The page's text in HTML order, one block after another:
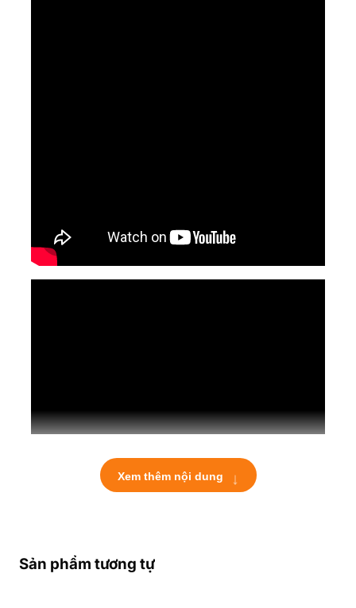
Xem thêm nội dung ↓
Sản phẩm tương tự